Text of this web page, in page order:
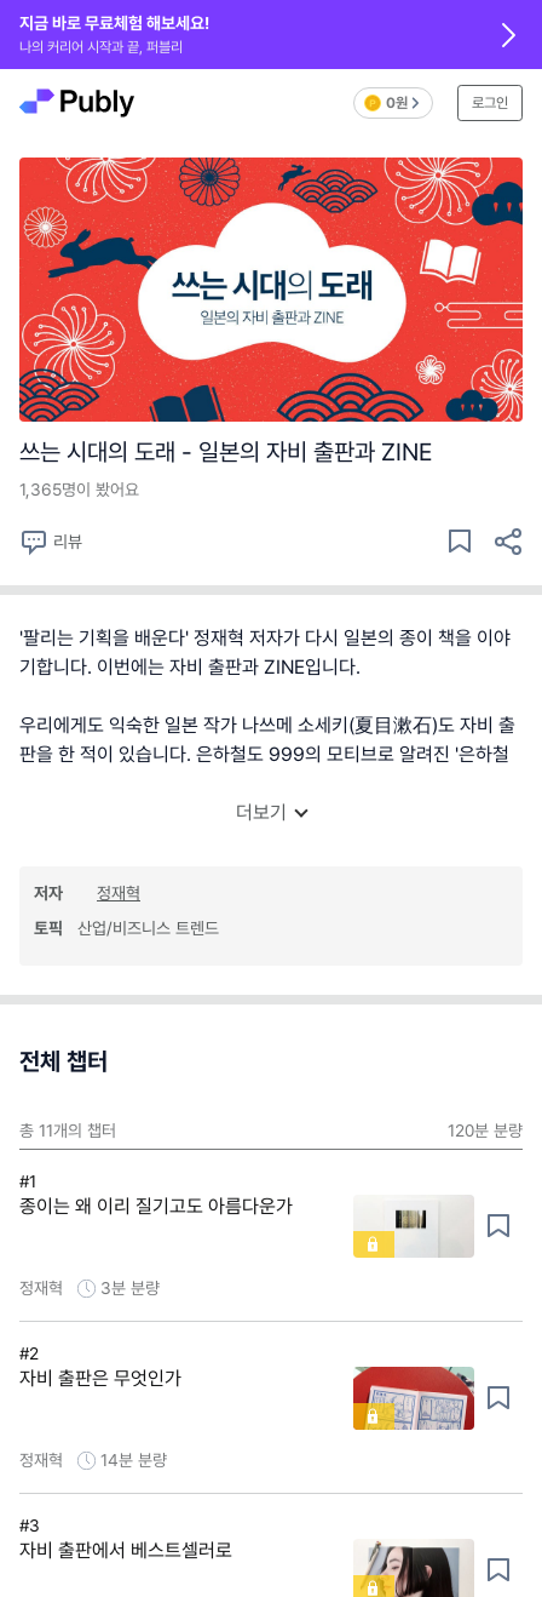
0원 로그인
지금 바로 무료체험 해보세요!
나의 커리어 시작과 끝, 퍼블리
쓰는 시대의 도래 - 일본의 자비 출판과 ZINE
1,365명이 봤어요
리뷰
'팔리는 기획을 배운다' 정재혁 저자가 다시 일본의 종이 책을 이야
기합니다. 이번에는 자비 출판과 ZINE입니다.
우리에게도 익숙한 일본 작가 나쓰메 소세키(夏目漱石)도 자비 출
판을 한 적이 있습니다. 은하철도 999의 모티브로 알려진 '은하철
더보기
저자
정재혁
토픽
산업/비즈니스 트렌드
전체 챕터
총 11개의 챕터 120분 분량
#1
종이는 왜 이리 질기고도 아름다운가
정재혁 3분 분량
#2
자비 출판은 무엇인가
정재혁 14분 분량
#3
자비 출판에서 베스트셀러로